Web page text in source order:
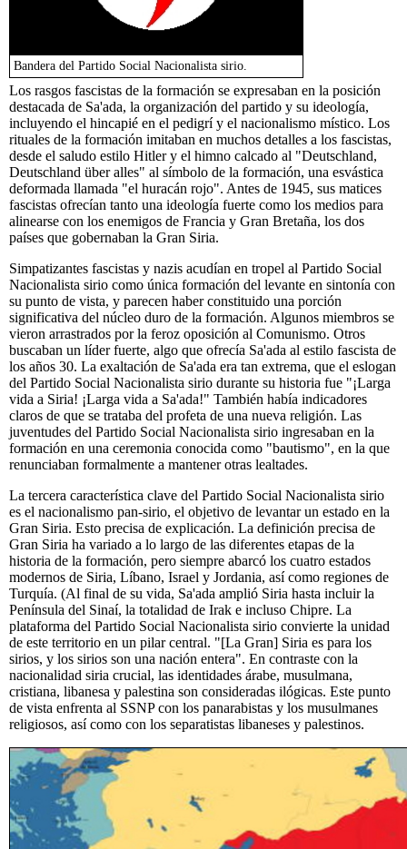
Bandera del Partido Social Nacionalista sirio.
Los rasgos fascistas de la formación se expresaban en la posición
destacada de Sa'ada, la organización del partido y su ideología,
incluyendo el hincapié en el pedigrí y el nacionalismo místico. Los
rituales de la formación imitaban en muchos detalles a los fascistas,
desde el saludo estilo Hitler y el himno calcado al "Deutschland,
Deutschland über alles" al símbolo de la formación, una esvástica
deformada llamada "el huracán rojo". Antes de 1945, sus matices
fascistas ofrecían tanto una ideología fuerte como los medios para
alinearse con los enemigos de Francia y Gran Bretaña, los dos
países que gobernaban la Gran Siria.
Simpatizantes fascistas y nazis acudían en tropel al Partido Social
Nacionalista sirio como única formación del levante en sintonía con
su punto de vista, y parecen haber constituido una porción
significativa del núcleo duro de la formación. Algunos miembros se
vieron arrastrados por la feroz oposición al Comunismo. Otros
buscaban un líder fuerte, algo que ofrecía Sa'ada al estilo fascista de
los años 30. La exaltación de Sa'ada era tan extrema, que el eslogan
del Partido Social Nacionalista sirio durante su historia fue "¡Larga
vida a Siria! ¡Larga vida a Sa'ada!" También había indicadores
claros de que se trataba del profeta de una nueva religión. Las
juventudes del Partido Social Nacionalista sirio ingresaban en la
formación en una ceremonia conocida como "bautismo", en la que
renunciaban formalmente a mantener otras lealtades.
La tercera característica clave del Partido Social Nacionalista sirio
es el nacionalismo pan-sirio, el objetivo de levantar un estado en la
Gran Siria. Esto precisa de explicación. La definición precisa de
Gran Siria ha variado a lo largo de las diferentes etapas de la
historia de la formación, pero siempre abarcó los cuatro estados
modernos de Siria, Líbano, Israel y Jordania, así como regiones de
Turquía. (Al final de su vida, Sa'ada amplió Siria hasta incluir la
Península del Sinaí, la totalidad de Irak e incluso Chipre. La
plataforma del Partido Social Nacionalista sirio convierte la unidad
de este territorio en un pilar central. "[La Gran] Siria es para los
sirios, y los sirios son una nación entera". En contraste con la
nacionalidad siria crucial, las identidades árabe, musulmana,
cristiana, libanesa y palestina son consideradas ilógicas. Este punto
de vista enfrenta al SSNP con los panarabistas y los musulmanes
religiosos, así como con los separatistas libaneses y palestinos.